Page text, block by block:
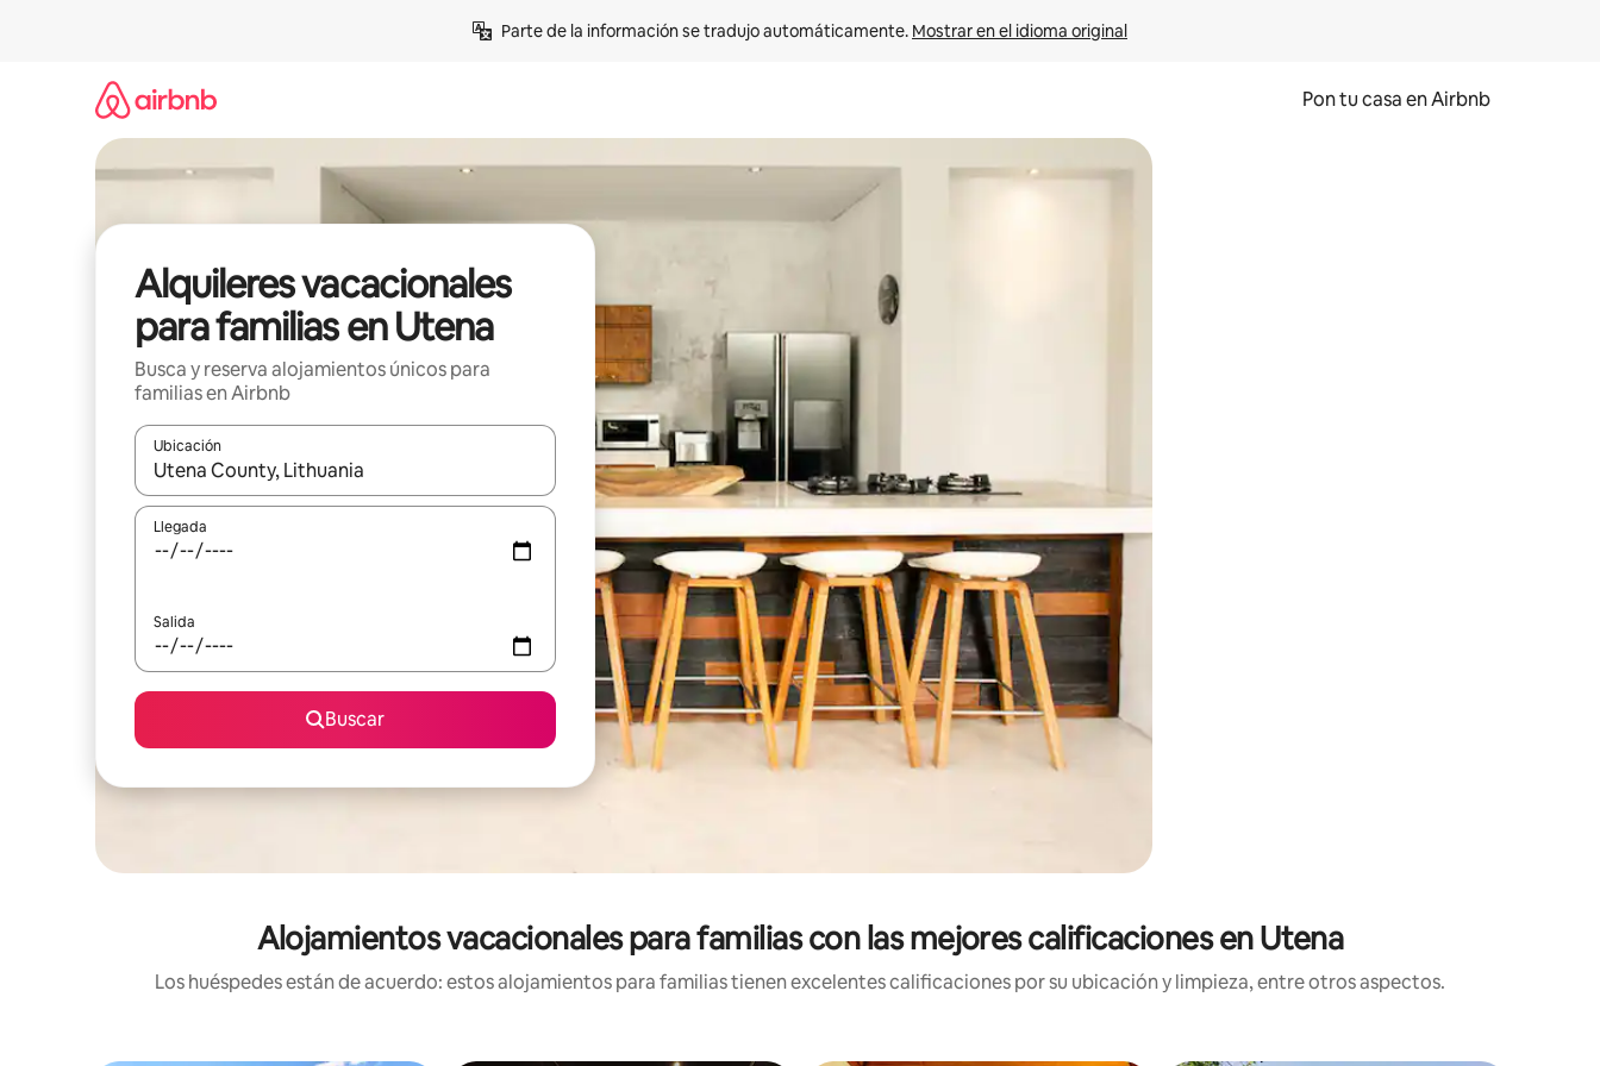
Parte de la información se tradujo automáticamente. Mostrar en el idioma original
Pon tu casa en Airbnb
Alquileres vacacionales
para familias en Utena
Busca y reserva alojamientos únicos para
familias en Airbnb
Ubicación
Cuando los resultados estén disponibles, navega con las teclas de flecha hacia arriba y hacia abajo o explora con el tacto o desliza el dedo.
Llegada
Salida
Buscar
Alojamientos vacacionales para familias con las mejores calificaciones en Utena
Los huéspedes están de acuerdo: estos alojamientos para familias tienen excelentes calificaciones por su ubicación y limpieza, entre otros aspectos.